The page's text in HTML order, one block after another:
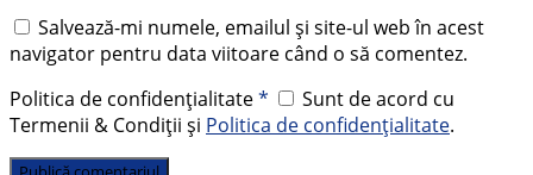
Salvează-mi numele, emailul și site-ul web în acest
navigator pentru data viitoare când o să comentez.
Politica de confidențialitate*
Sunt de acord cu
Termenii & Condiții și Politica de confidențialitate.